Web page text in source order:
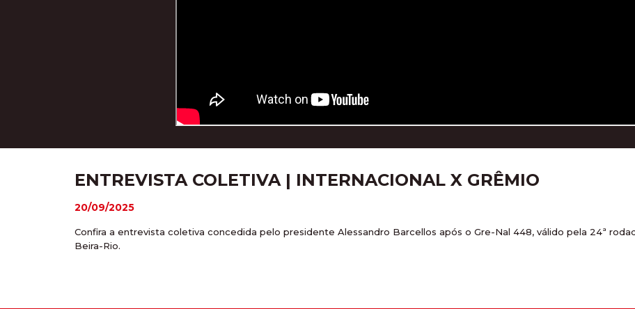
ENTREVISTA COLETIVA | INTERNACIONAL X GRÊMIO
20/09/2025
Confira a entrevista coletiva concedida pelo presidente Alessandro Barcellos após o Gre-Nal 448, válido pela 24ª
Beira-Rio.